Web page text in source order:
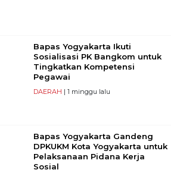
Bapas Yogyakarta Ikuti
Sosialisasi PK Bangkom untuk
Tingkatkan Kompetensi
Pegawai
DAERAH | 1 minggu lalu
Bapas Yogyakarta Gandeng
DPKUKM Kota Yogyakarta untuk
Pelaksanaan Pidana Kerja
Sosial